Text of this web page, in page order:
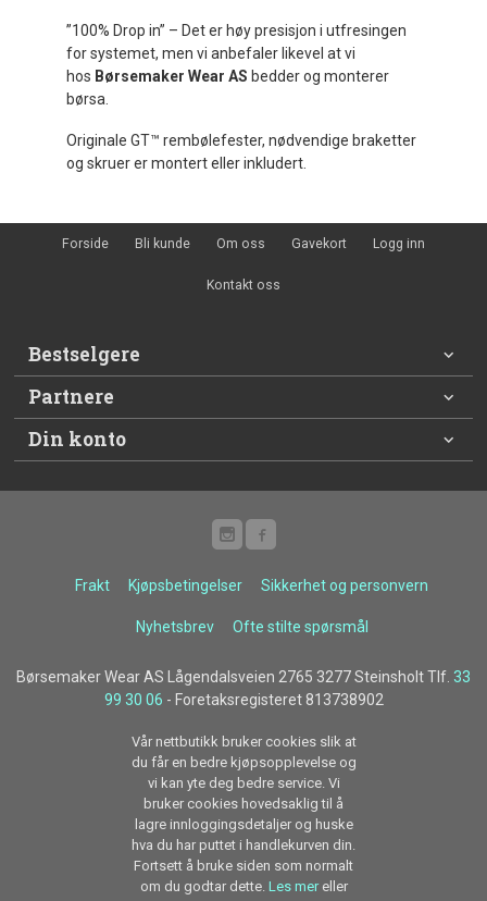
”100% Drop in” – Det er høy presisjon i utfresingen
for systemet, men vi anbefaler likevel at vi
hos Børsemaker Wear AS bedder og monterer
børsa.
Originale GT™ rembølefester, nødvendige braketter
og skruer er montert eller inkludert.
Forside Bli kunde Om oss Gavekort Logg inn
Kontakt oss
Bestselgere
Partnere
Din konto
Frakt Kjøpsbetingelser Sikkerhet og personvern
Nyhetsbrev Ofte stilte spørsmål
Børsemaker Wear AS Lågendalsveien 2765 3277 Steinsholt Tlf. 33
99 30 06 - Foretaksregisteret 813738902
Vår nettbutikk bruker cookies slik at
du får en bedre kjøpsopplevelse og
vi kan yte deg bedre service. Vi
bruker cookies hovedsaklig til å
lagre innloggingsdetaljer og huske
hva du har puttet i handlekurven din.
Fortsett å bruke siden som normalt
om du godtar dette. Les mer eller